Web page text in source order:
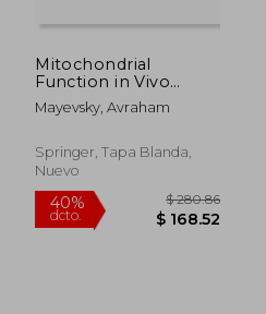
$ 158.63
Mitochondrial
Function in Vivo
Evaluated by Nadh
Fluorescence (en
Mayevsky, Avraham
Springer, Tapa Blanda,
Nuevo